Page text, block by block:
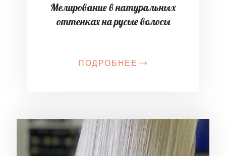
Мелирование в натуральных
оттенках на русые волосы
ПОДРОБНЕЕ